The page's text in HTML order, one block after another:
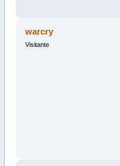
warcry
Visitante